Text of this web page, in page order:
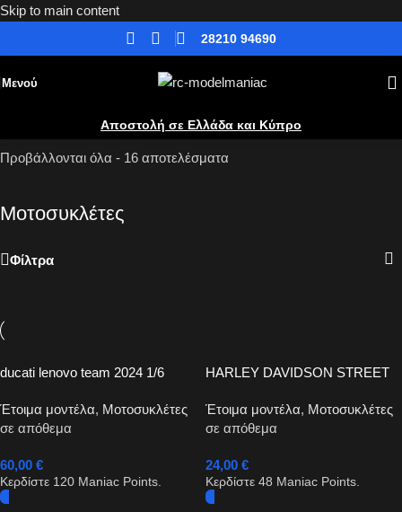
Skip to main content
28210 94690
Μενού
Αποστολή σε Ελλάδα και Κύπρο
Έτοιμα μοντέλα»Μοτοσυκλέτες
Προβάλλονται όλα - 16 αποτελέσματα
Μοτοσυκλέτες
Φίλτρα
ducati lenovo team 2024 1/6
Έτοιμα μοντέλα, Μοτοσυκλέτες
σε απόθεμα
60,00 €
Κερδίστε 120 Maniac Points.
HARLEY DAVIDSON STREET
1/12
Έτοιμα μοντέλα, Μοτοσυκλέτες
σε απόθεμα
24,00 €
Κερδίστε 48 Maniac Points.